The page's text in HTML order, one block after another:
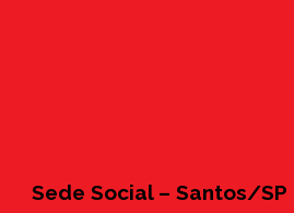
Sede Social – Santos/SP